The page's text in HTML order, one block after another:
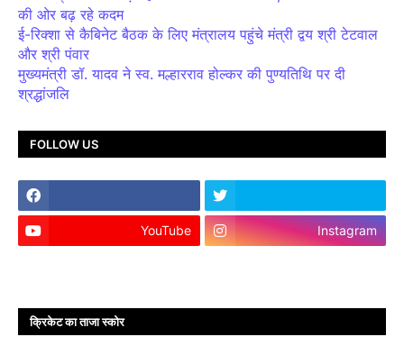
की ओर बढ़ रहे कदम
ई-रिक्शा से कैबिनेट बैठक के लिए मंत्रालय पहुंचे मंत्री द्वय श्री टेटवाल
और श्री पंवार
मुख्यमंत्री डॉ. यादव ने स्व. मल्हारराव होल्कर की पुण्यतिथि पर दी
श्रद्धांजलि
FOLLOW US
YouTube Instagram
क्रिकेट का ताजा स्कोर